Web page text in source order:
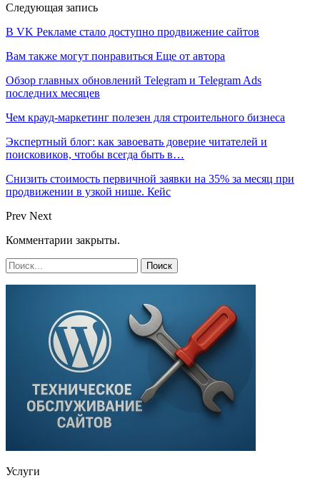
Следующая запись
В VK Рекламе стало доступно продвижение сайтов
Вам также могут понравиться Еще от автора
Обзор главных обновлений Telegram и Telegram Ads
последних месяцев
Чем крауд-маркетинг полезен для строительного бизнеса
Экспертный блог: как завоевать доверие читателей и
поисковиков, чтобы всегда быть в…
Снизить стоимость первичной заявки на 35% за месяц при
продвижении в узкой нише. Кейс
Prev Next
Комментарии закрыты.
Услуги